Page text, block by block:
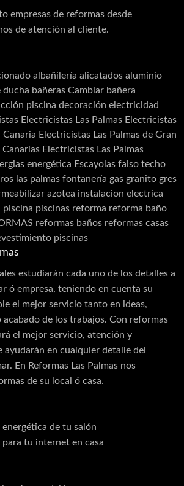
empresas de reformas desde
de atención al cliente.
albañilería alicatados aluminio
ducha bañeras Cambiar bañera
piscina decoración electricidad
Electricistas Las Palmas Electricistas
Canaria Electricistas Las Palmas de Gran
Electricistas Las Palmas
energética Escayolas falso techo
las palmas fontanería gas granito gres
azotea instalacion electrica
piscina piscinas reforma reforma baño
reformas baños reformas casas
piscinas
estudiarán cada uno de los detalles a
ó empresa, teniendo en cuenta su
el mejor servicio tanto en ideas,
acabado de los trabajos. Con reformas
el mejor servicio, atención y
ayudarán en cualquier detalle del
En Reformas Las Palmas nos
de su local ó casa.
de tu salón
para tu internet en casa